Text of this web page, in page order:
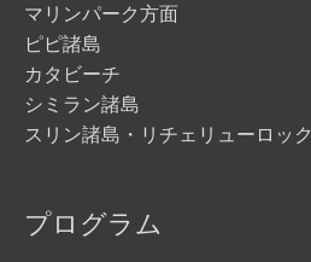
マリンパーク方面
ピピ諸島
カタビーチ
シミラン諸島
スリン諸島・リチェリューロック
プログラム